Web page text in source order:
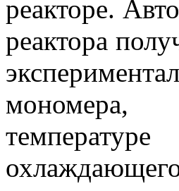
реакторе.
реактора
мономера,